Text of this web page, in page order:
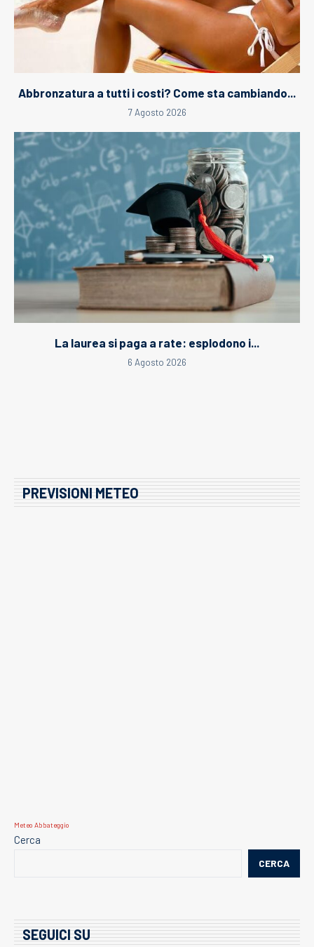
Abbronzatura a tutti i costi? Come sta cambiando...
7 Agosto 2026
La laurea si paga a rate: esplodono i...
6 Agosto 2026
PREVISIONI METEO
Meteo Abbateggio
Cerca
CERCA
SEGUICI SU